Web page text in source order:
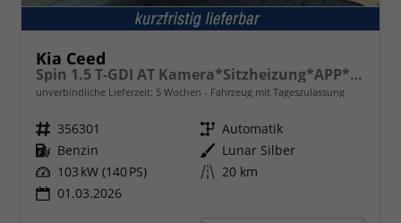
Kia Ceed
Spin 1.5 T-GDI AT Kamera*Sitzheizung*APP*Navi
unverbindliche Lieferzeit: 5 Wochen Fahrzeug mit Tageszulassung
Fahrzeugnr. 356301 Getriebe Automatik
Kraftstoff Benzin Außenfarbe Lunar Silber
Leistung 103 kW (140 PS) Kilometerstand 20 km
01.03.2026